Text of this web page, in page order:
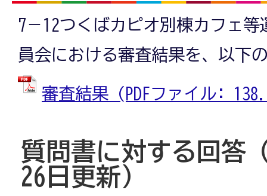
7－12つくばカピオ別棟カフェ
員会における審査結果を、以下
審査結果 (PDFファイル:
質問書に対する回答
26日更新）